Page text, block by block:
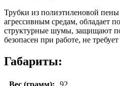
Трубки из полиэтиленовой
агрессивным средам, обладает
структурные шумы, защищают
безопасен при работе, не
Габариты:
Вес (грамм):
92